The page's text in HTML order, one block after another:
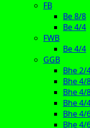
FB
Be 8/8
Be 4/4
FWB
Be 4/4
GGB
Bhe 2/
Bhe 4/
Bhe 4/
Bhe 4/
Bhe 4/
Bhe 4/